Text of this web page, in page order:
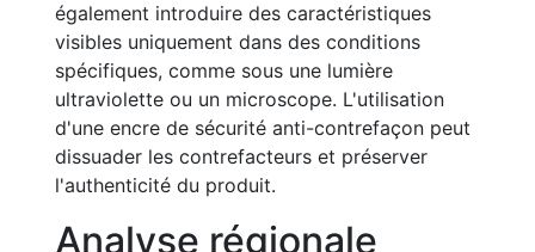
également introduire des caractéristiques
visibles uniquement dans des conditions
spécifiques, comme sous une lumière
ultraviolette ou un microscope. L'utilisation
d'une encre de sécurité anti-contrefaçon peut
dissuader les contrefacteurs et préserver
l'authenticité du produit.
Analyse régionale